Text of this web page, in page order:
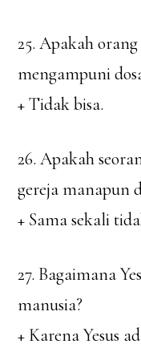
25. Apakah
mengampuni
+ Tidak bisa.
26. Apakah
gereja manapun
+ Sama sekali
27. Bagaimana
manusia?
+ Karena Yesus